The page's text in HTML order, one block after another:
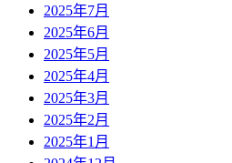
2025年7月
2025年6月
2025年5月
2025年4月
2025年3月
2025年2月
2025年1月